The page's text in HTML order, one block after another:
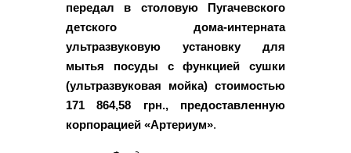
передал в столовую Пугачевского
детского дома-интерната
ультразвуковую установку для
мытья посуды с функцией сушки
(ультразвуковая мойка) стоимостью
171 864,58 грн., предоставленную
корпорацией «Артериум».